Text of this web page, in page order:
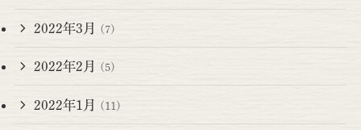
2022年3月 (7)
2022年2月 (5)
2022年1月 (11)